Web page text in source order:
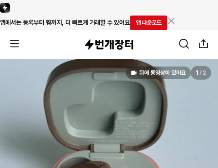
앱에서는 등록부터 찜까지, 더 빠르게 거래할 수 있어요 앱 다운로드
뒤에 동영상이 있어요 1 / 2